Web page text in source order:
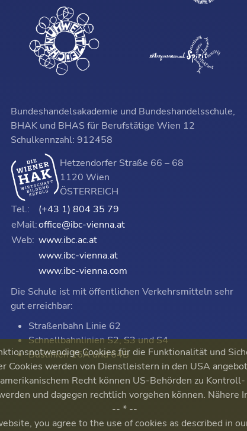
Bundeshandelsakademie und Bundeshandelsschule,
BHAK und BHAS für Berufstätige Wien 12
Schulkennzahl: 912458
Hetzendorfer Straße 66 – 68
1120 Wien
ÖSTERREICH
Tel.:
(+43 1) 804 35 79
eMail:office@ibc-vienna.at
Web: www.ibc.ac.at
www.ibc-vienna.at
www.ibc-vienna.com
Die Schule ist mit öffentlichen Verkehrsmitteln sehr
gut erreichbar:
Straßenbahn Linie 62
Schnellbahnlinien S2, S3 und S4
Buslinien 16A und 64BCookies für die Funktionalität und
Cookies werden von Dienstleistern in den USA
Recht können US-Behörden zu
und dagegen rechtlich vorgehen können.
-- * --
you agree to the use of cookies as described in